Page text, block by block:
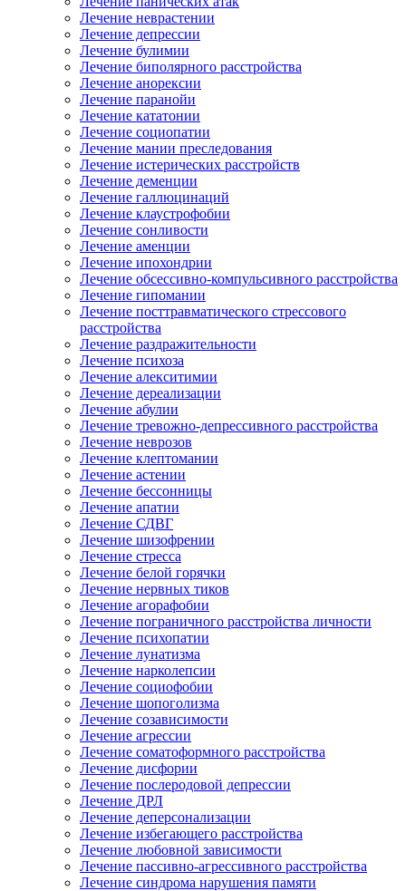
Лечение неврастении
Лечение депрессии
Лечение булимии
Лечение биполярного расстройства
Лечение анорексии
Лечение паранойи
Лечение кататонии
Лечение социопатии
Лечение мании преследования
Лечение истерических расстройств
Лечение деменции
Лечение галлюцинаций
Лечение клаустрофобии
Лечение сонливости
Лечение аменции
Лечение ипохондрии
Лечение обсессивно-компульсивного расстройства
Лечение гипомании
Лечение посттравматического стрессового
расстройства
Лечение раздражительности
Лечение психоза
Лечение алекситимии
Лечение дереализации
Лечение абулии
Лечение тревожно-депрессивного расстройства
Лечение неврозов
Лечение клептомании
Лечение астении
Лечение бессонницы
Лечение апатии
Лечение СДВГ
Лечение шизофрении
Лечение стресса
Лечение белой горячки
Лечение нервных тиков
Лечение агорафобии
Лечение пограничного расстройства личности
Лечение психопатии
Лечение лунатизма
Лечение нарколепсии
Лечение социофобии
Лечение шопоголизма
Лечение созависимости
Лечение агрессии
Лечение соматоформного расстройства
Лечение дисфории
Лечение послеродовой депрессии
Лечение ДРЛ
Лечение деперсонализации
Лечение избегающего расстройства
Лечение любовной зависимости
Лечение пассивно-агрессивного расстройства
Лечение синдрома нарушения памяти